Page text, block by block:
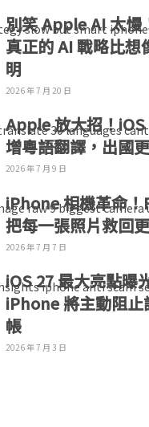
別笑 Apple AI 太慢
真正的 AI 戰略比想
明
2026 年 7 月 20 日
Apple 放大招！iOS
增粵語翻譯，出國
2026 年 7 月 9 日
iPhone 相機革命！
把每一張照片救回
2026 年 7 月 7 日
iOS 27 最大亮點曝
iPhone 將主動阻止
帳
2026 年 7 月 3 日